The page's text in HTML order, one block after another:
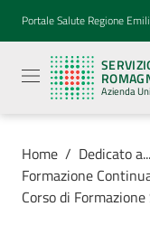
Vai al contenuto
Vai alla navigazione
Vai al footer
Portale Salute Regione
Azienda
Sanitario
Regionale
Emilia-
Romagna
Azienda
Sanitaria
Locale della
Romagna
Home / Dedicato a...
Formazione
Corso di